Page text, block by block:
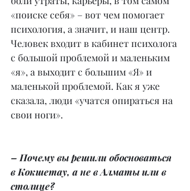
«поиске себя» – вот чем помогает
психология, а значит, и наш центр.
Человек входит в кабинет психолога
с большой проблемой и маленьким
«я», а выходит с большим «Я» и
маленькой проблемой. Как я уже
сказала, люди «учатся опираться на
свои ноги».
– Почему вы решили обосноваться
в Кокшетау, а не в Алматы или в
столице?